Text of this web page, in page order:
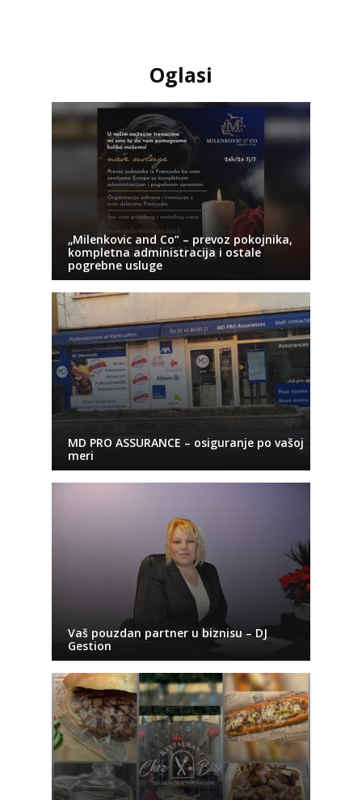
Oglasi
„Milenkovic and Co“ – prevoz pokojnika,
kompletna administracija i ostale
pogrebne usluge
MD PRO ASSURANCE – osiguranje po vašoj
meri
Vaš pouzdan partner u biznisu – DJ
Gestion